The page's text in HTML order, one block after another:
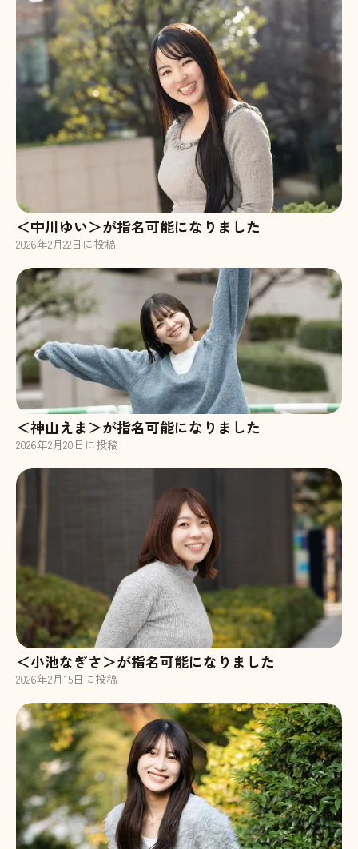
＜中川ゆい＞が指名可能になりました
2026年2月22日に投稿
＜神山えま＞が指名可能になりました
2026年2月20 日に投稿
＜小池なぎさ＞が指名可能になりました
2026年2月 15日に投稿